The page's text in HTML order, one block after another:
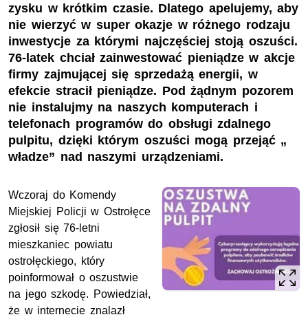
zysku w krótkim czasie. Dlatego apelujemy, aby
nie wierzyć w super okazje w różnego rodzaju
inwestycje za którymi najczęściej stoją oszuści.
76-latek chciał zainwestować pieniądze w akcje
firmy zajmującej się sprzedażą energii, w
efekcie stracił pieniądze. Pod żądnym pozorem
nie instalujmy na naszych komputerach i
telefonach programów do obsługi zdalnego
pulpitu, dzięki którym oszuści mogą przejąć „
władze” nad naszymi urządzeniami.
Wczoraj do Komendy
Miejskiej Policji w Ostrołęce
zgłosił się 76-letni
mieszkaniec powiatu
ostrołęckiego, który
poinformował o oszustwie
na jego szkodę. Powiedział,
że w internecie znalazł